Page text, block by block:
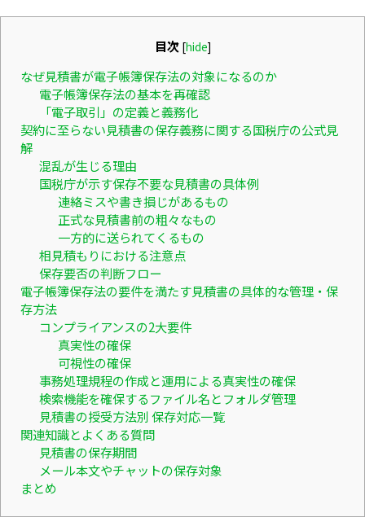
目次 [hide]
なぜ見積書が電子帳簿保存法の対象になるのか
電子帳簿保存法の基本を再確認
「電子取引」の定義と義務化
契約に至らない見積書の保存義務に関する国税庁の公式見
解
混乱が生じる理由
国税庁が示す保存不要な見積書の具体例
連絡ミスや書き損じがあるもの
正式な見積書前の粗々なもの
一方的に送られてくるもの
相見積もりにおける注意点
保存要否の判断フロー
電子帳簿保存法の要件を満たす見積書の具体的な管理・保
存方法
コンプライアンスの2大要件
真実性の確保
可視性の確保
事務処理規程の作成と運用による真実性の確保
検索機能を確保するファイル名とフォルダ管理
見積書の授受方法別 保存対応一覧
関連知識とよくある質問
見積書の保存期間
メール本文やチャットの保存対象
まとめ